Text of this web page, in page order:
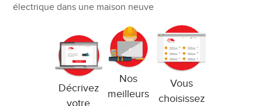
Décrivez
votre
Nos
meilleurs
Vous
choisissez
électrique dans une maison neuve